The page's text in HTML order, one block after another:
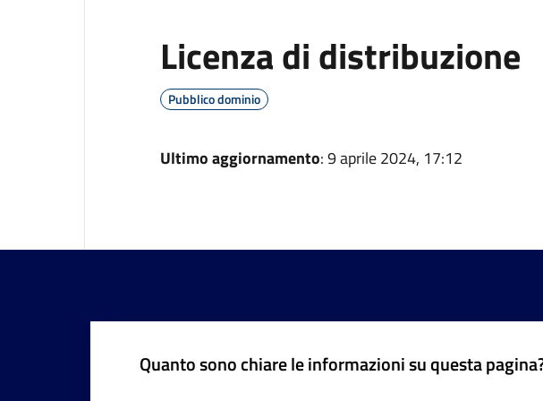
Licenza di distribuzione
Pubblico dominio
Ultimo aggiornamento: 9 aprile 2024, 17:12
Quanto sono chiare le informazioni su questa